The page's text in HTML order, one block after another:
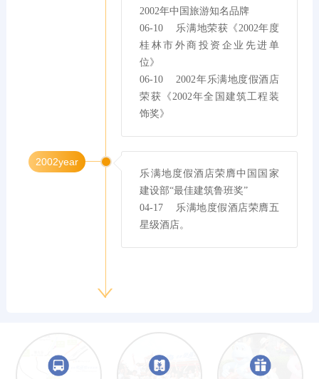
2002年中国旅游知名品牌
06-10    乐满地荣获《2002年度
桂林市外商投资企业先进单
位》
06-10    2002年乐满地度假酒店
荣获《2002年全国建筑工程装
饰奖》
2002year
乐满地度假酒店荣膺中国国家
建设部“最佳建筑鲁班奖”
04-17    乐满地度假酒店荣膺五
星级酒店。